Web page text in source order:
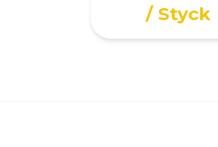
/ Styck